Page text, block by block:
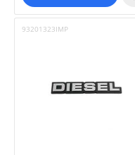
93201323IMP